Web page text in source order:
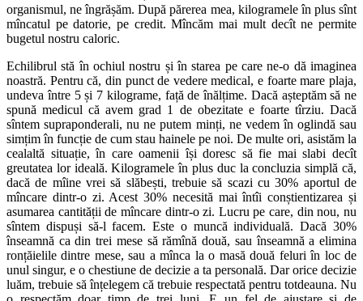
organismul, ne îngrășăm. După părerea mea, kilogramele în plus sînt
mîncatul pe datorie, pe credit. Mîncăm mai mult decît ne permite
bugetul nostru caloric.
Echilibrul stă în ochiul nostru și în starea pe care ne-o dă imaginea
noastră. Pentru că, din punct de vedere medical, e foarte mare plaja,
undeva între 5 și 7 kilograme, față de înălțime. Dacă așteptăm să ne
spună medicul că avem grad 1 de obezitate e foarte tîrziu. Dacă
sîntem supraponderali, nu ne putem minți, ne vedem în oglindă sau
simțim în funcție de cum stau hainele pe noi. De multe ori, asistăm la
cealaltă situație, în care oamenii își doresc să fie mai slabi decît
greutatea lor ideală. Kilogramele în plus duc la concluzia simplă că,
dacă de mîine vrei să slăbești, trebuie să scazi cu 30% aportul de
mîncare dintr-o zi. Acest 30% necesită mai întîi conștientizarea și
asumarea cantității de mîncare dintr-o zi. Lucru pe care, din nou, nu
sîntem dispuși să-l facem. Este o muncă individuală. Dacă 30%
înseamnă ca din trei mese să rămînă două, sau înseamnă a elimina
ronțăielile dintre mese, sau a mînca la o masă două feluri în loc de
unul singur, e o chestiune de decizie a ta personală. Dar orice decizie
luăm, trebuie să înțelegem că trebuie respectată pentru totdeauna. Nu